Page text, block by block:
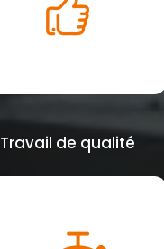
Travail de qualité